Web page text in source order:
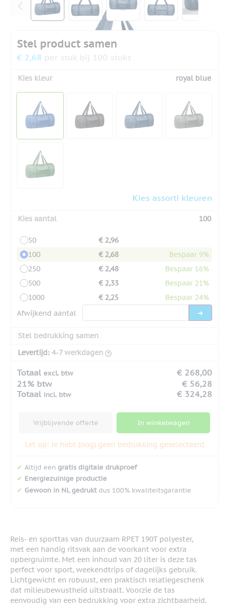
Stel product samen
€ 2,68 per stuk bij 100 stuks
Kies kleur royal blue
Kies assorti kleuren
Kies aantal 100
50
€ 2,96
100
€ 2,68
Bespaar 9%
250
€ 2,48
Bespaar 16%
500
€ 2,33
Bespaar 21%
1000
€ 2,25
Bespaar 24%
Afwijkend aantal
Stel bedrukking samen
Levertijd: 4-7 werkdagen
Totaal excl. btw
€ 268,00
21% btw
€ 56,28
Totaal incl. btw € 324,28
Vrijblijvende offerte In winkelwagen
Let op: Je hebt (nog) geen bedrukking geselecteerd
✔ Altijd een gratis digitale drukproef
✔ Energiezuinige productie
✔ Gewoon in NL gedruktdus 100% kwaliteitsgarantie
Reis- en sporttas van duurzaam RPET 190T polyester,
met een handig ritsvak aan de voorkant voor extra
opbergruimte. Met een inhoud van 20 liter is deze tas
perfect voor sport, weekendtrips of dagelijks gebruik.
Lichtgewicht en robuust, een praktisch relatiegeschenk
dat milieubewustheid uitstraalt. Voorzie de tas
eenvoudig van een bedrukking voor extra zichtbaarheid.